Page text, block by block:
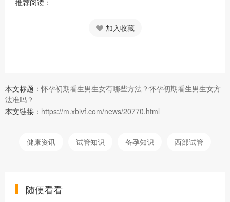
加入收藏
本文标题：怀孕初期看生男生女有哪些方法？怀孕初期看生男生女方
法准吗？
本文链接： https://m.xbivf.com/news/20770.html
健康资讯 试管知识 备孕知识 西部试管
随便看看